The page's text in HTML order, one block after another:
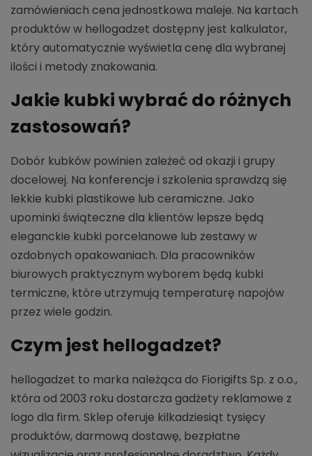
zamówieniach cena jednostkowa maleje. Na kartach
produktów w hellogadzet dostępny jest kalkulator,
który automatycznie wyświetla cenę dla wybranej
ilości i metody znakowania.
Jakie kubki wybrać do różnych
zastosowań?
Dobór kubków powinien zależeć od okazji i grupy
docelowej. Na konferencje i szkolenia sprawdzą się
lekkie kubki plastikowe lub ceramiczne. Jako
upominki świąteczne dla klientów lepsze będą
eleganckie kubki porcelanowe lub zestawy w
ozdobnych opakowaniach. Dla pracowników
biurowych praktycznym wyborem będą kubki
termiczne, które utrzymują temperaturę napojów
przez wiele godzin.
Czym jest hellogadzet?
hellogadzet to marka należąca do Fiorigifts Sp. z o.o.,
która od 2003 roku dostarcza gadżety reklamowe z
logo dla firm. Sklep oferuje kilkadziesiąt tysięcy
produktów, darmową dostawę, bezpłatne